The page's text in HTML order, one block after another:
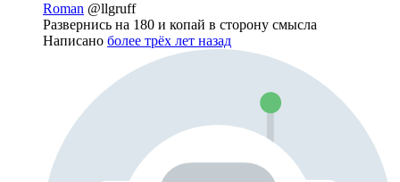
Roman @llgruff
Развернись на 180 и копай в сторону смысла
Написано более трёх лет назад